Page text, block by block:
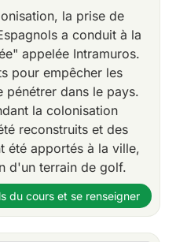
la prise de
a conduit à la
appelée Intramuros.
pour empêcher les
pénétrer dans le pays.
la colonisation
reconstruits et des
été apportés à la ville,
d'un terrain de golf.
du cours et se renseigner